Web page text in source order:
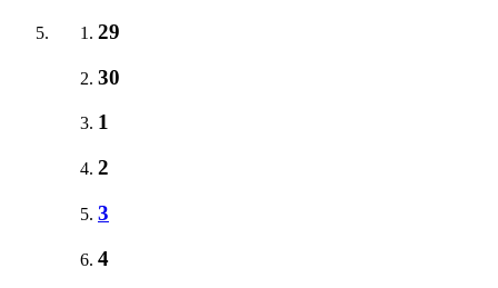
29
30
1
2
3
4